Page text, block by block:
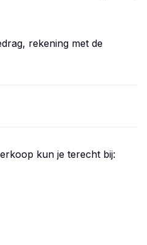
rekening met de
kun je terecht bij: